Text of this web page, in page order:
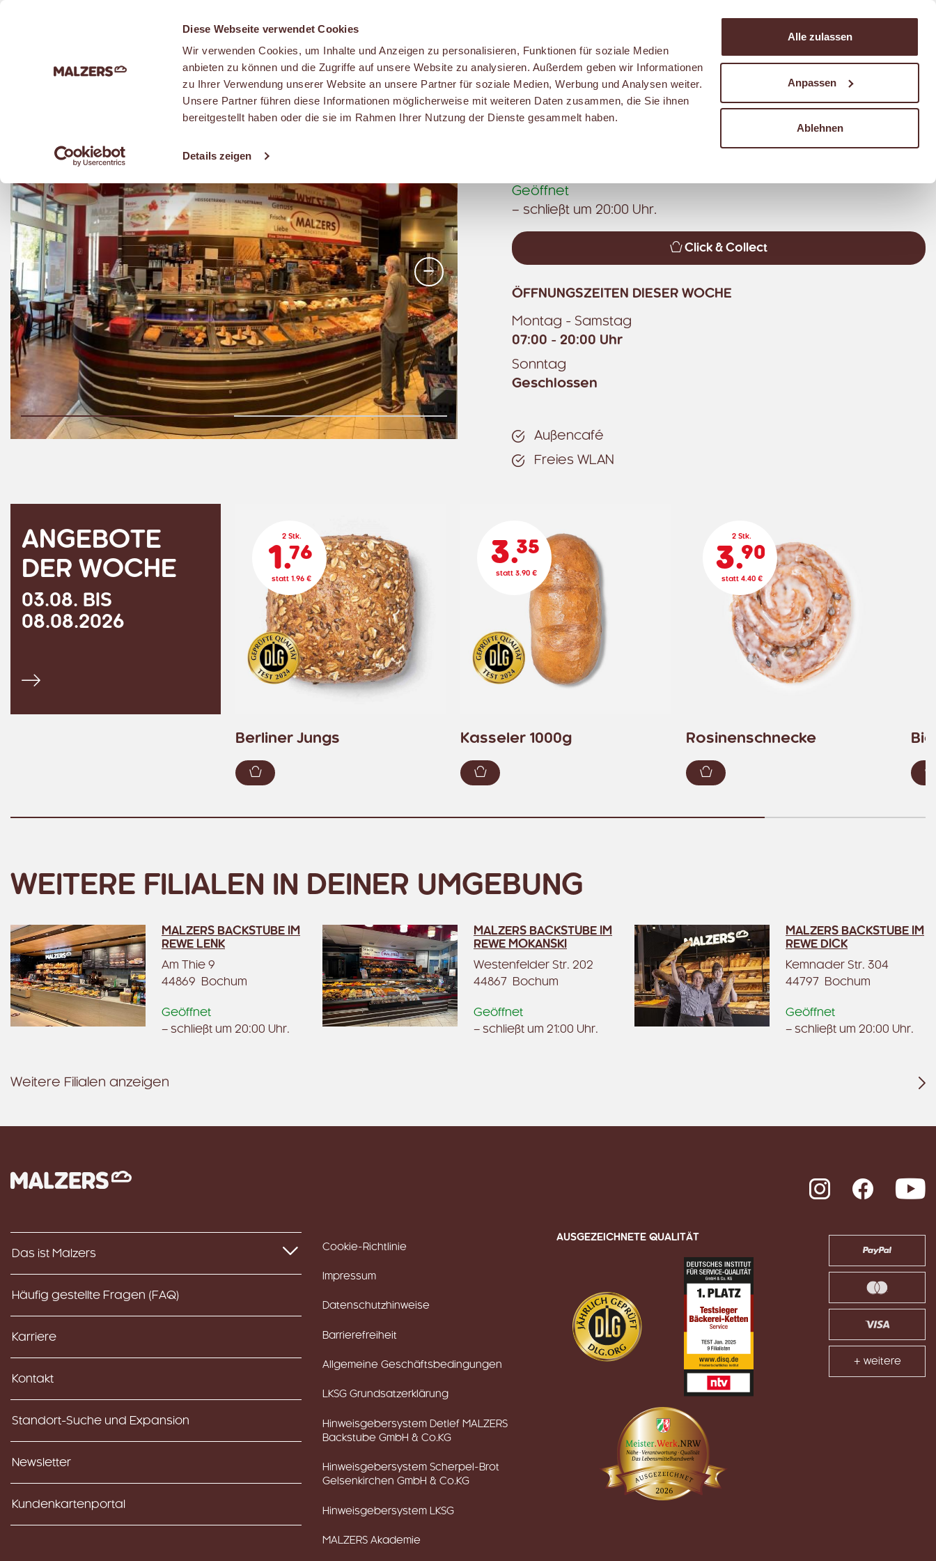
Diese Webseite verwendet Cookies
Wir verwenden Cookies, um Inhalte und Anzeigen zu personalisieren, Funktionen für soziale Medien
anbieten zu können und die Zugriffe auf unsere Website zu analysieren. Außerdem geben wir Informationen
zu Ihrer Verwendung unserer Website an unsere Partner für soziale Medien, Werbung und Analysen weiter.
Unsere Partner führen diese Informationen möglicherweise mit weiteren Daten zusammen, die Sie ihnen
bereitgestellt haben oder die sie im Rahmen Ihrer Nutzung der Dienste gesammelt haben.
Details zeigen
Alle zulassen
Anpassen
Ablehnen
Weiter
MALZERS BACKSTUBE IM REWE MOKANSKI
Geöffnet
– schließt um 20:00 Uhr.
Click & Collect
ÖFFNUNGSZEITEN DIESER WOCHE
Montag - Samstag
07:00 - 20:00 Uhr
Sonntag
Geschlossen
Außencafé
Freies WLAN
ANGEBOTE
DER WOCHE
03.08. BIS
08.08.2026
Alle Angebote ansehen
2 Stk.
1.76
statt 1.96 €
Berliner Jungs
Zum Warenkorb hinzufügen
3.35
statt 3.90 €
Kasseler 1000g
Zum Warenkorb hinzufügen
2 Stk.
3.90
statt 4.40 €
Rosinenschnecke
Zum Warenkorb hinzufügen
WEITERE FILIALEN IN DEINER UMGEBUNG
MALZERS BACKSTUBE IM
REWE LENK
Am Thie 9
44869 Bochum
Geöffnet
– schließt um 20:00 Uhr.
MALZERS BACKSTUBE IM
REWE MOKANSKI
Westenfelder Str. 202
44867 Bochum
Geöffnet
– schließt um 21:00 Uhr.
MALZERS BACKSTUBE IM
REWE DICK
Kemnader Str. 304
44797 Bochum
Geöffnet
– schließt um 20:00 Uhr.
Weitere Filialen anzeigen
InstagramFacebook
Das ist Malzers
Häufig gestellte Fragen (FAQ)
Karriere
Kontakt
Standort-Suche und Expansion
Newsletter
Kundenkartenportal
AUSGEZEICHNETE QUALITÄT
+ weitere
Cookie-Richtlinie
Impressum
Datenschutzhinweise
Barrierefreiheit
Allgemeine Geschäftsbedingungen
LKSG Grundsatzerklärung
Hinweisgebersystem Detlef MALZERS
Backstube GmbH & Co.KG
Hinweisgebersystem Scherpel-Brot
Gelsenkirchen GmbH & Co.KG
Hinweisgebersystem LKSG
MALZERS Akademie